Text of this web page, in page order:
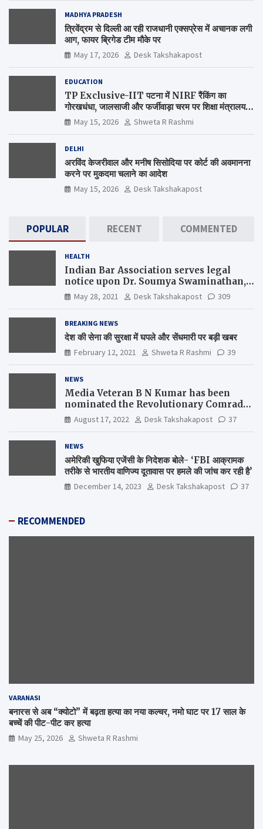
MADHYA PRADESH
त्रिवेंद्रम से दिल्ली आ रही राजधानी एक्सप्रेस में अचानक लगी
आग, फायर ब्रिगेड टीम मौके पर
May 17, 2026 Desk Takshakapost
EDUCATION
TP Exclusive-IIT पटना में NIRF रैंकिंग का
गोरखधंधा, जालसाजी और फर्जीवाड़ा चरम पर शिक्षा मंत्रालय
कब जागेगा ?
May 15, 2026 Shweta R Rashmi
DELHI
अरविंद केजरीवाल और मनीष सिसोदिया पर कोर्ट की अवमानना
करने पर मुकदमा चलाने का आदेश
May 15, 2026 Desk Takshakapost
POPULAR RECENT COMMENTED
HEALTH
Indian Bar Association serves legal
notice upon Dr. Soumya Swaminathan,
the Chief Scientist, WHO
May 28, 2021 Desk Takshakapost 309
BREAKING NEWS
देश की सेना की सुरक्षा में घपले और सेंधमारी पर बड़ी खबर
February 12, 2021 Shweta R Rashmi 39
NEWS
Media Veteran B N Kumar has been
nominated the Revolutionary Comrade
Shiv Varma Media Award 2022-23
August 17, 2022 Desk Takshakapost 37
NEWS
अमेरिकी खुफिया एजेंसी के निदेशक बोले- ‘FBI आक्रामक
तरीके से भारतीय वाणिज्य दूतावास पर हमले की जांच कर रही है’
December 14, 2023 Desk Takshakapost 37
RECOMMENDED
VARANASI
बनारस से अब “क्योटो” में बढ़ता हत्या का नया कल्चर, नमो घाट पर 17 साल के
बच्चें की पीट-पीट कर हत्या
May 25, 2026 Shweta R Rashmi